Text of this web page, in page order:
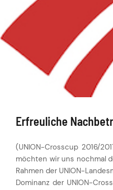
Erfreuliche
(UNION-Crosscup 2016/
möchten wir uns nochmal
Rahmen der UNION-
Dominanz der UNION-